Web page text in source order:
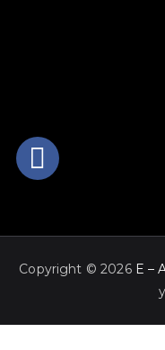
Copyright © 2026 E –